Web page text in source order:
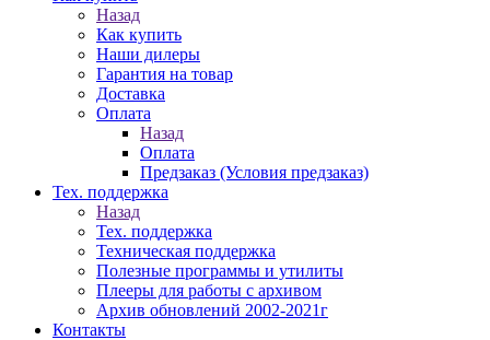
Назад
Как купить
Наши дилеры
Гарантия на товар
Доставка
Оплата
Назад
Оплата
Предзаказ (Условия предзаказ)
Тех. поддержка
Назад
Тех. поддержка
Техническая поддержка
Полезные программы и утилиты
Плееры для работы с архивом
Архив обновлений 2002-2021г
Контакты